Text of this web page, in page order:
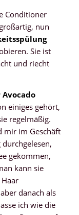
Conditioner
nun
Sie ist
und riecht
einiges gehört,
regelmäßig.
mir im Geschäft
gekommen,
kann sie
danach als
ich wie die